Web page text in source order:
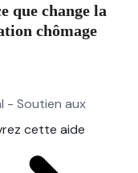
que change la
chômage
- Soutien aux
cette aide